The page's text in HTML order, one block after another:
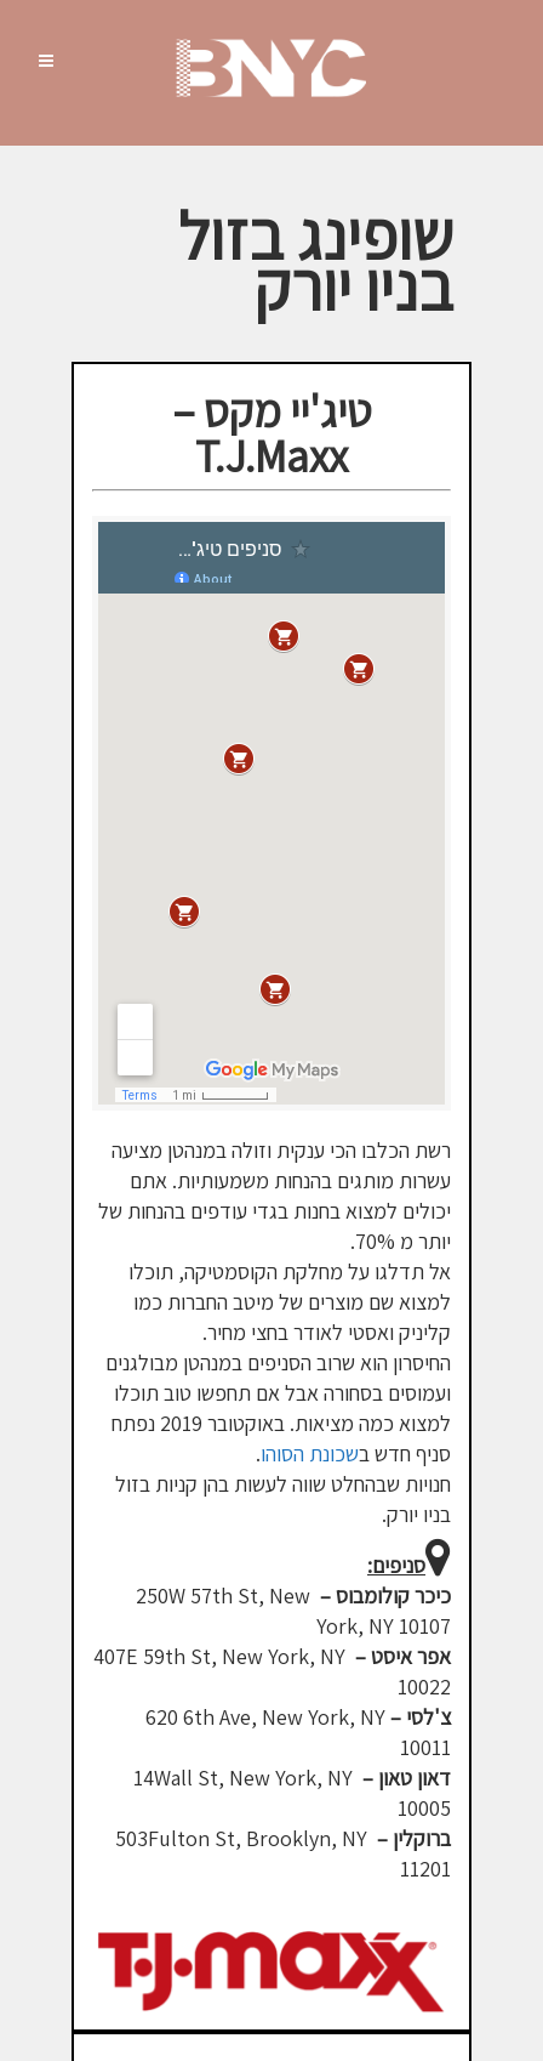
שופינג בזול
בניו יורק
טיג'יי מקס –
T.J.Maxx
רשת הכלבו הכי ענקית וזולה במנהטן מציעה
עשרות מותגים בהנחות משמעותיות. אתם
יכולים למצוא בחנות בגדי עודפים בהנחות של
יותר מ 70%.
אל תדלגו על מחלקת הקוסמטיקה, תוכלו
למצוא שם מוצרים של מיטב החברות כמו
קליניק ואסטי לאודר בחצי מחיר.
החיסרון הוא שרוב הסניפים במנהטן מבולגנים
ועמוסים בסחורה אבל אם תחפשו טוב תוכלו
למצוא כמה מציאות. באוקטובר 2019 נפתח
סניף חדש בשכונת הסוהו.
חנויות שבהחלט שווה לעשות בהן קניות בזול
בניו יורק.
סניפים:
כיכר קולומבוס – 250W 57th St, New
York, NY 10107
אפר איסט – 407E 59th St, New York, NY
10022
צ'לסי –
620 6th Ave, New York, NY
10011
דאון טאון – 14Wall St, New York, NY
10005
ברוקלין – 503Fulton St, Brooklyn, NY
11201